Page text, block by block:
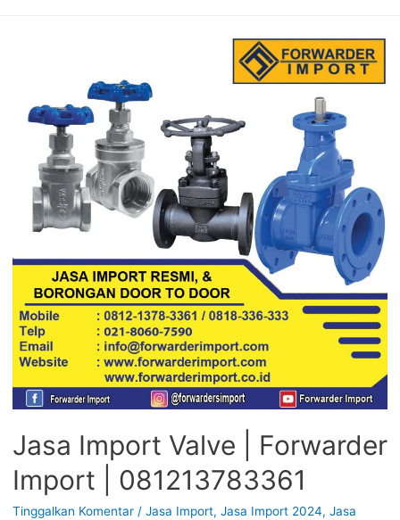
Jasa Import Valve | Forwarder
Import | 081213783361
Tinggalkan Komentar / Jasa Import, Jasa Import 2024, Jasa